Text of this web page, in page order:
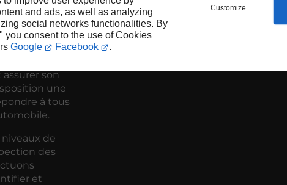
and ads, as well as analyzing
social networks functionalities. By
you consent to the use of Cookies
Google Facebook .
Customize
son
une
à tous
de
des
et